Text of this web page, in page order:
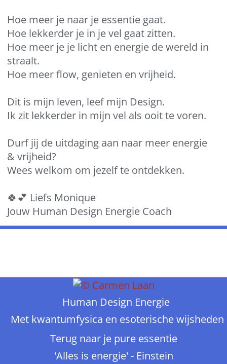
Hoe meer je naar je essentie gaat.
Hoe lekkerder je in je vel gaat zitten.
Hoe meer je je licht en energie de wereld in
straalt.
Hoe meer flow, genieten en vrijheid.
Dit is mijn leven, leef mijn Design.
Ik zit lekkerder in mijn vel als ooit te voren.
Durf jij de uitdaging aan naar meer energie
& vrijheid?
Wees welkom om jezelf te ontdekken.
🍀💕 Liefs Monique
Jouw Human Design Energie Coach
Human Design Energie
Met kwantumfysica en esoterische wijsheden
Terug naar je pure essentie
'Alles is energie' - Einstein